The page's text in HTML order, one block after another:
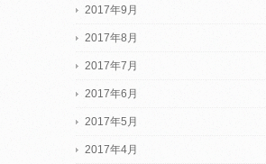
2017年9月
2017年8月
2017年7月
2017年6月
2017年5月
2017年4月